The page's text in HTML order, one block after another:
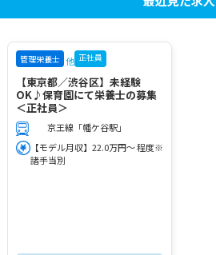
管理栄養士 他 正社員
【東京都／渋谷区】未経験
OK♪保育園にて栄養士の募集
＜正社員＞
京王線「幡ケ谷駅」
【モデル月収】22.0万円～ 程度※
諸手当別